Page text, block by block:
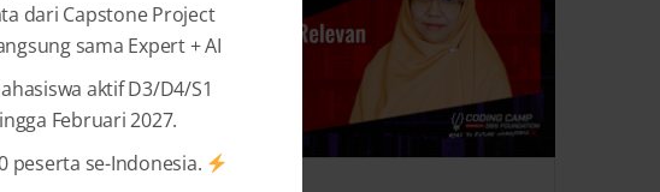
dari Capstone Project
sama Expert + AI
aktif D3/D4/S1
Februari 2027.
peserta se-Indonesia.